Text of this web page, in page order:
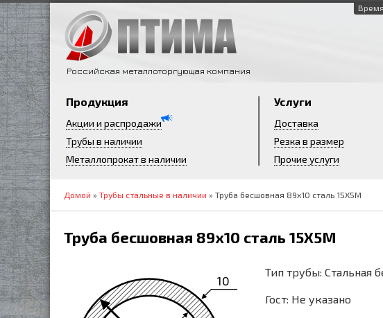
Российская металлоторгующая компания
Продукция
Акции и распродажи
Трубы в наличии
Металлопрокат в наличии
Услуги
Доставка
Резка в размер
Прочие услуги
Домой » Трубы стальные в наличии » Труба бесшовная 89х10 сталь 15Х5М
Труба бесшовная 89х10 сталь 15Х5М
10
Тип трубы: Стальная
Гост: Не указано